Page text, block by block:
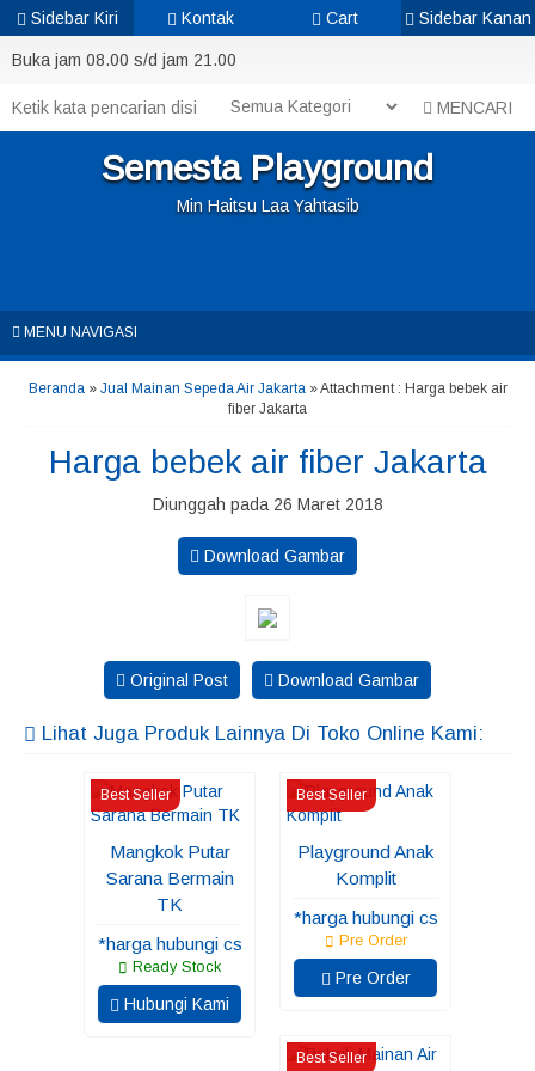
Buka jam 08.00 s/d jam 21.00
MENCARI
Semesta Playground
Min Haitsu Laa Yahtasib
MENU NAVIGASI
Beranda» Jual Mainan Sepeda Air Jakarta» Attachment : Harga bebek air
fiber Jakarta
Harga bebek air fiber Jakarta
Diunggah pada 26 Maret 2018
Download Gambar
Original Post Download Gambar
Lihat Juga Produk Lainnya Di Toko Online Kami:
Best Seller
Mangkok Putar
Sarana Bermain
TK
*harga hubungi cs
Ready Stock
Hubungi Kami
Best Seller
Playground Anak
Komplit
*harga hubungi cs
Pre Order
Pre Order
Best Seller
Sidebar Kiri Kontak Cart Sidebar Kanan